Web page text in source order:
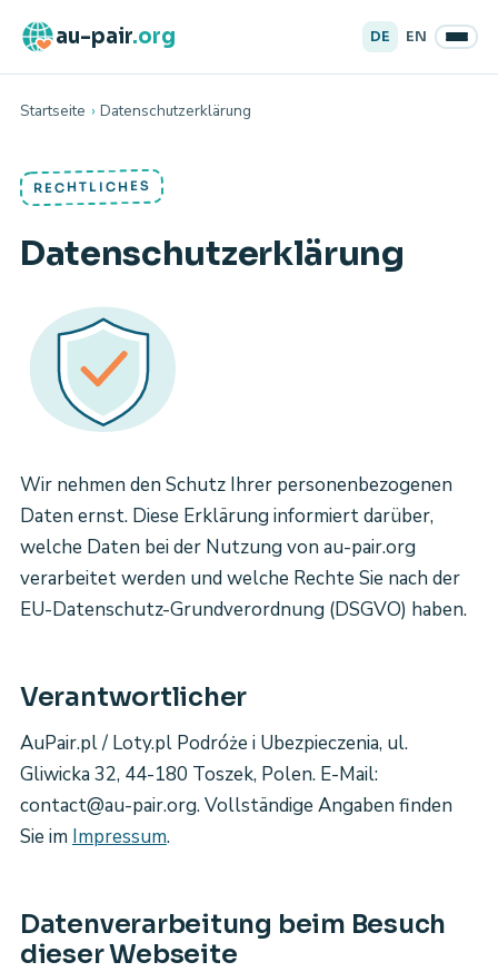
au-pair.org DE EN
Startseite › Datenschutzerklärung
RECHTLICHES
Datenschutzerklärung
Wir nehmen den Schutz Ihrer personenbezogenen
Daten ernst. Diese Erklärung informiert darüber,
welche Daten bei der Nutzung von au-pair.org
verarbeitet werden und welche Rechte Sie nach der
EU-Datenschutz-Grundverordnung (DSGVO) haben.
Verantwortlicher
AuPair.pl / Loty.pl Podróże i Ubezpieczenia, ul.
Gliwicka 32, 44-180 Toszek, Polen. E-Mail:
contact@au-pair.org. Vollständige Angaben finden
Sie im Impressum.
Datenverarbeitung beim Besuch
dieser Webseite